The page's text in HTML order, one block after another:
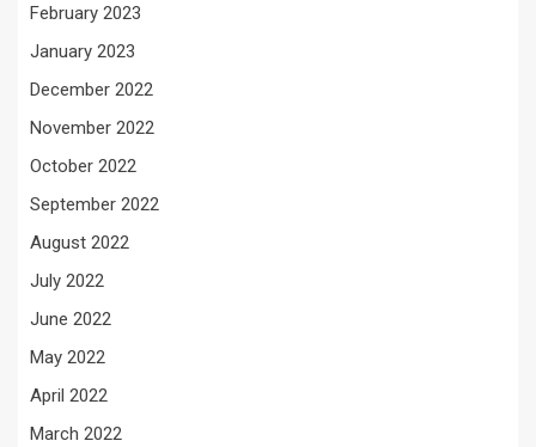
February 2023
January 2023
December 2022
November 2022
October 2022
September 2022
August 2022
July 2022
June 2022
May 2022
April 2022
March 2022